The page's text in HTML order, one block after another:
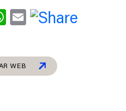
WhatsApp
Email
WEB